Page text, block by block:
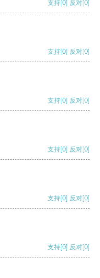
支持[0] 反对[0]
支持[0] 反对[0]
支持[0] 反对[0]
支持[0] 反对[0]
支持[0] 反对[0]
支持[0] 反对[0]